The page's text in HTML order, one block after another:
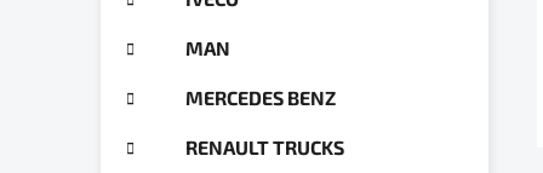
MAN
MERCEDES BENZ
RENAULT TRUCKS